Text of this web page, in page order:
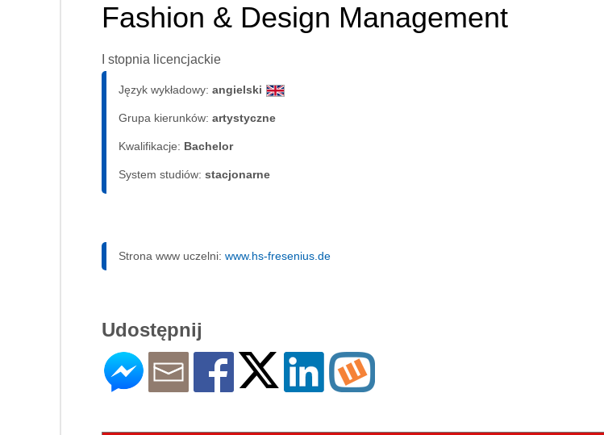
Fashion & Design Management
I stopnia licencjackie
Język wykładowy: angielski
Grupa kierunków: artystyczne
Kwalifikacje: Bachelor
System studiów: sta­cjo­nar­ne
Strona www uczelni: www.hs-fresenius.de
Udostępnij